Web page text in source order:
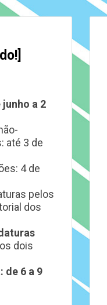
a 2
até 3 de
4 de
pelos
dos
dois
de 6 a 9